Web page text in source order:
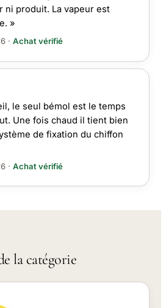
ni produit. La vapeur est
»
· Achat vérifié
le seul bémol est le temps
Une fois chaud il tient bien
de fixation du chiffon
· Achat vérifié
la catégorie